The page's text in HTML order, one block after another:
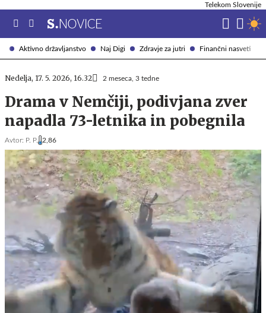
Aktivno državljanstvo Naj Digi Zdravje za jutri Finančni nasveti
Telekom Slovenije
Nedelja, 17. 5. 2026, 16.32 2 meseca, 3 tedne
Drama v Nemčiji, podivjana zver
napadla 73-letnika in pobegnila
Avtor: P. P. 2,86